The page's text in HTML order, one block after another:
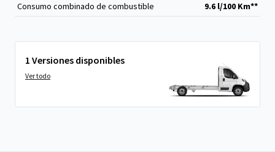
Consumo combinado de combustible
9.6 l/100 Km**
1 Versiones disponibles
Ver todo